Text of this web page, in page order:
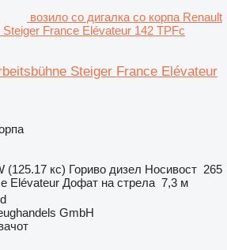
возило со дигалка со корпа Renault
France Elévateur 142 TPFc
Steiger France Elévateur
(125.17 кс) Гориво дизел Носивост 265
Elévateur Дофат на стрела 7,3 м
GmbH